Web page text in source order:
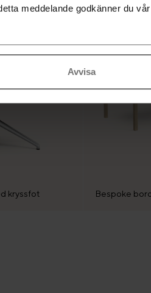
meddelande godkänner du
Avvisa
kryssfot Bespoke